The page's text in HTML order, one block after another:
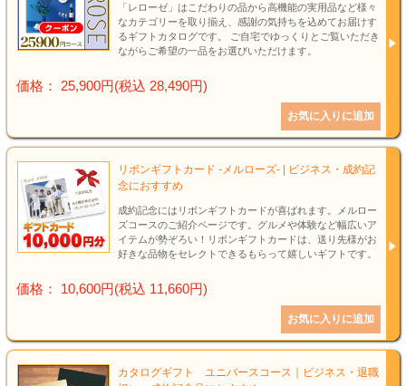
「レローゼ」はこだわりの品から高機能の実用品など様々
なカテゴリーを取り揃え、感謝の気持ちを込めてお届けす
るギフトカタログです。 ご自宅でゆっくりとご覧いただき
ながらご希望の一品をお選びいただけます。
価格： 25,900円(税込 28,490円)
リボンギフトカード -メルローズ- | ビジネス・成約記
念におすすめ
成約記念にはリボンギフトカードが喜ばれます。メルロー
ズコースのご紹介ページです。グルメや体験など幅広いア
イテムが勢ぞろい！リボンギフトカードは、送り先様がお
好きな品物をセレクトできるもらって嬉しいギフトです。
価格： 10,600円(税込 11,660円)
カタログギフト ユニバースコース｜ビジネス・退職